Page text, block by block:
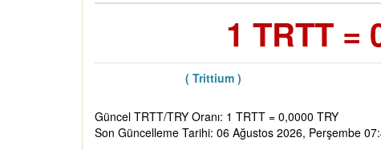
1 TRTT =
( Trittium )
Güncel TRTT/TRY Oranı: 1 TRTT = 0,0000 TRY
Son Güncelleme Tarihi: 06 Ağustos 2026, Perşembe